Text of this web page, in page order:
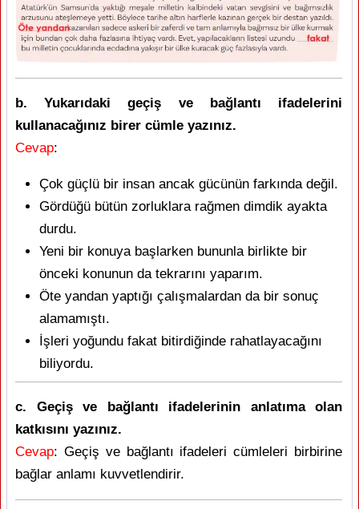
b. Yukarıdaki geçiş ve bağlantı ifadelerini
kullanacağınız birer cümle yazınız.
Cevap:
Çok güçlü bir insan ancak gücünün farkında değil.
Gördüğü bütün zorluklara rağmen dimdik ayakta
durdu.
Yeni bir konuya başlarken bununla birlikte bir
önceki konunun da tekrarını yaparım.
Öte yandan yaptığı çalışmalardan da bir sonuç
alamamıştı.
İşleri yoğundu fakat bitirdiğinde rahatlayacağını
biliyordu.
c. Geçiş ve bağlantı ifadelerinin anlatıma olan
katkısını yazınız.
Cevap: Geçiş ve bağlantı ifadeleri cümleleri birbirine
bağlar anlamı kuvvetlendirir.